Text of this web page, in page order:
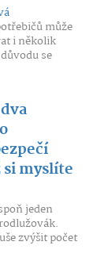
může
i několik
se
si myslíte
jeden
zvýšit počet